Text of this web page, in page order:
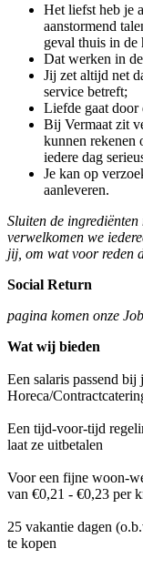
Het liefst heb je
aanstormend
geval thuis in de
Dat werken in
Jij zet altijd net
service betreft;
Liefde gaat door
Bij Vermaat zit
kunnen rekenen
iedere dag
Je kan op
aanleveren.
Sluiten de
verwelkomen we
jij, om wat voor reden
Social Return
pagina komen onze
Wat wij bieden
Een salaris passend
Horeca/
Een tijd-voor-tijd
laat ze uitbetalen
Voor een fijne woon-
van €0,21 - €0,23 per
25 vakantie dagen
te kopen